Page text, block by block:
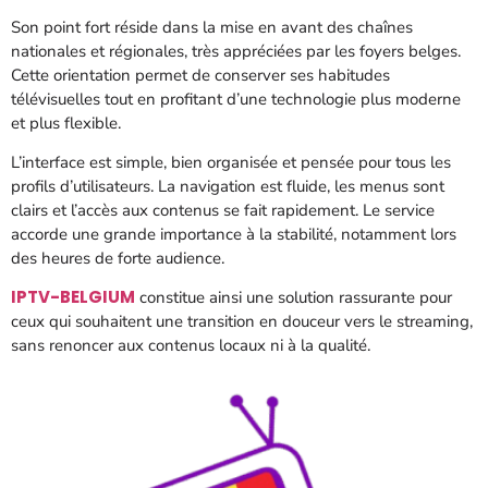
Son point fort réside dans la mise en avant des chaînes
nationales et régionales, très appréciées par les foyers belges.
Cette orientation permet de conserver ses habitudes
télévisuelles tout en profitant d’une technologie plus moderne
et plus flexible.
L’interface est simple, bien organisée et pensée pour tous les
profils d’utilisateurs. La navigation est fluide, les menus sont
clairs et l’accès aux contenus se fait rapidement. Le service
accorde une grande importance à la stabilité, notamment lors
des heures de forte audience.
IPTV-BELGIUM constitue ainsi une solution rassurante pour
ceux qui souhaitent une transition en douceur vers le streaming,
sans renoncer aux contenus locaux ni à la qualité.